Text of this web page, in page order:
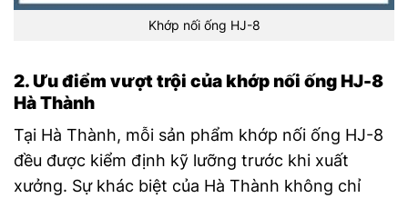
Khớp nối ống HJ-8
2. Ưu điểm vượt trội của khớp nối ống HJ-8
Hà Thành
Tại Hà Thành, mỗi sản phẩm khớp nối ống HJ-8
đều được kiểm định kỹ lưỡng trước khi xuất
xưởng. Sự khác biệt của Hà Thành không chỉ